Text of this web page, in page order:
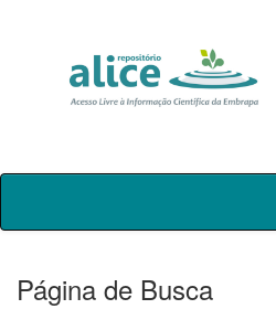
Skip
Página de Busca